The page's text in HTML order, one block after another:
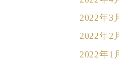
2022年3
2022年2
2022年1